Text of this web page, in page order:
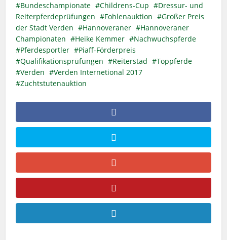
Bundeschampionate Childrens-Cup
Dressur- und
Reiterpferdeprüfungen
Fohlenauktion
Großer Preis
der Stadt Verden
Hannoveraner
Hannoveraner
Championaten
Heike Kemmer
Nachwuchspferde
Pferdesportler
Piaff-Förderpreis
Qualifikationsprüfungen
Reiterstad
Toppferde
Verden
Verden Internetional 2017
Zuchtstutenauktion